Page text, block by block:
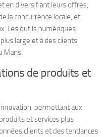
en diversifiant leurs offres,
la concurrence locale, et
Les outils numériques
large et à des clients
Mans.
de produits et
permettant aux
et services plus
clients et des tendances